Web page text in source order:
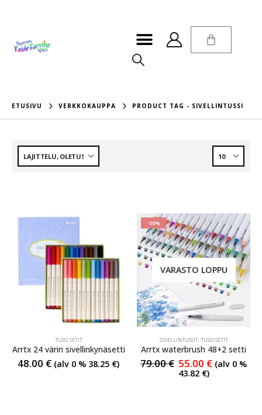
ETUSIVU VERKKOKAUPPA PRODUCT TAG - SIVELLINTUSSI
TUSSI SETIT
Arrtx 24 värin sivellinkynäsetti
48.00 € (alv 0 % 38.25 €)
-30%
VARASTO LOPPU
SIVELLINTUSSIT,TUSSI SETIT
Arrtx waterbrush 48+2 setti
79.00€ 55.00 € (alv 0 %
43.82 €)